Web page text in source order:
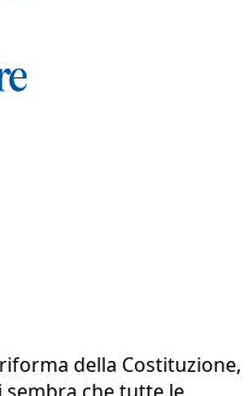
della Costituzione,